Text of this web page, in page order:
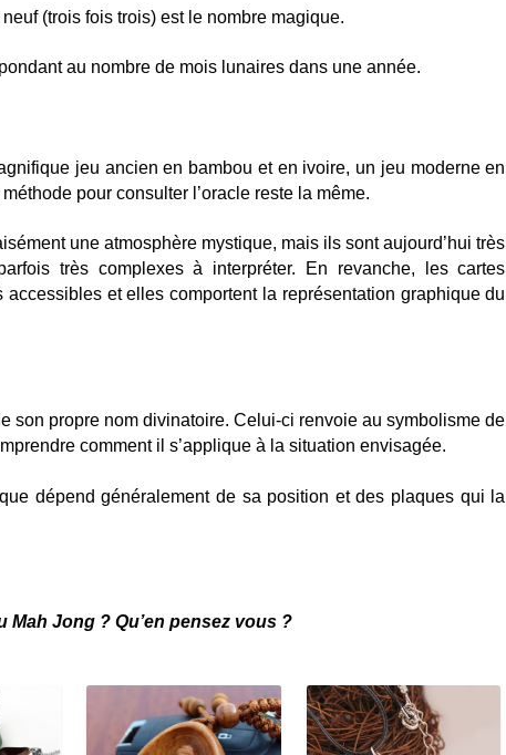
(trois fois trois) est le nombre magique.
au nombre de mois lunaires dans une année.
jeu ancien en bambou et en ivoire, un jeu moderne en
pour consulter l’oracle reste la même.
une atmosphère mystique, mais ils sont aujourd’hui très
très complexes à interpréter. En revanche, les cartes
et elles comportent la représentation graphique du
son propre nom divinatoire. Celui-ci renvoie au symbolisme de
comment il s’applique à la situation envisagée.
dépend généralement de sa position et des plaques qui la
Jong ? Qu’en pensez vous ?